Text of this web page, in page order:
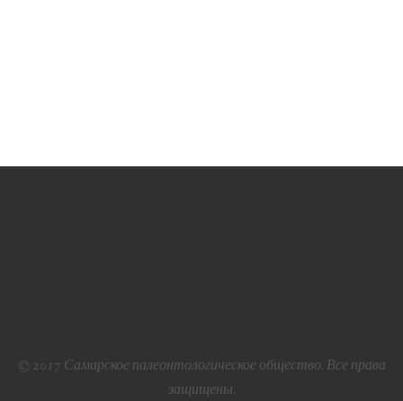
© 2017 Самарское палеонтологическое общество. Все права
защищены.